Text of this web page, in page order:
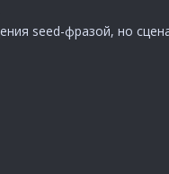
seed-фразой, но